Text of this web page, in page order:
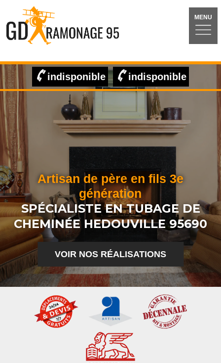
MENU
indisponible indisponible
Artisan de père en fils 3e
génération
SPÉCIALISTE EN TUBAGE DE
CHEMINÉE HEDOUVILLE 95690
VOIR NOS RÉALISATIONS